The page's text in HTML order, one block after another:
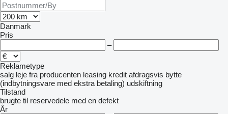
Danmark
Pris
–
Reklametype
salg leje fra producenten leasing kredit afdragsvis bytte
(indbytningsvare med ekstra betaling) udskiftning
Tilstand
brugte til reservedele med en defekt
År